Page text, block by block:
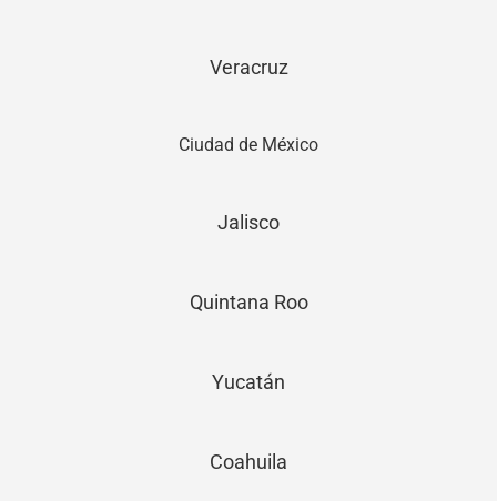
Veracruz
Ciudad de México
Jalisco
Quintana Roo
Yucatán
Coahuila